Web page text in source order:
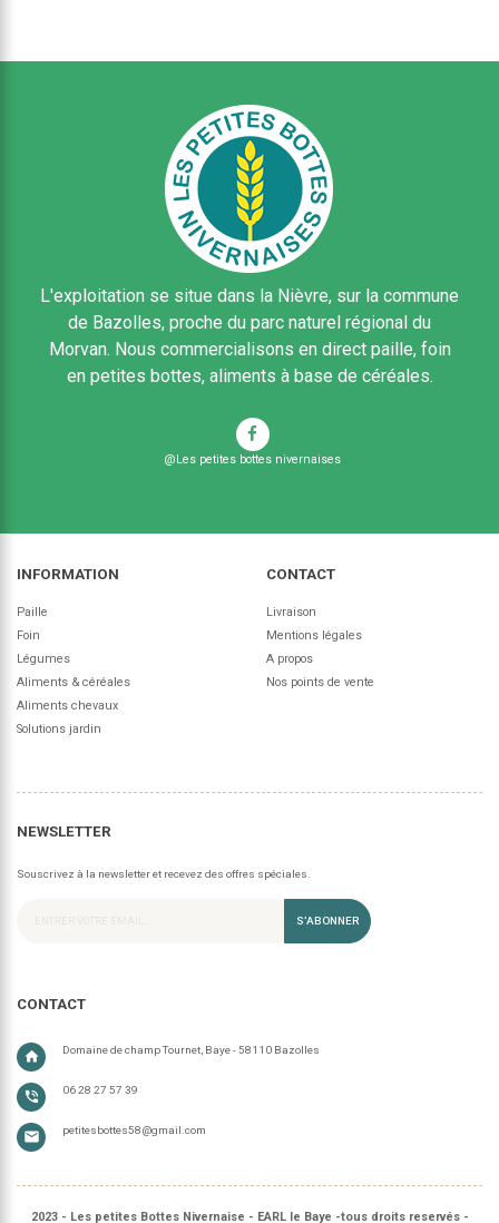
L'exploitation se situe dans la Nièvre, sur la commune
de Bazolles, proche du parc naturel régional du
Morvan. Nous commercialisons en direct paille, foin
en petites bottes, aliments à base de céréales.
@Les petites bottes nivernaises
INFORMATION
Paille
Foin
Légumes
Aliments & céréales
Aliments chevaux
Solutions jardin
CONTACT
Livraison
Mentions légales
A propos
Nos points de vente
NEWSLETTER
Souscrivez à la newsletter et recevez des offres spéciales.
S’ABONNER
CONTACT
home Domaine de champ Tournet, Baye - 58110 Bazolles
phone_in_talk 06 28 27 57 39
email petitesbottes58@gmail.com
2023 - Les petites Bottes Nivernaise - EARL le Baye -tous droits reservés -